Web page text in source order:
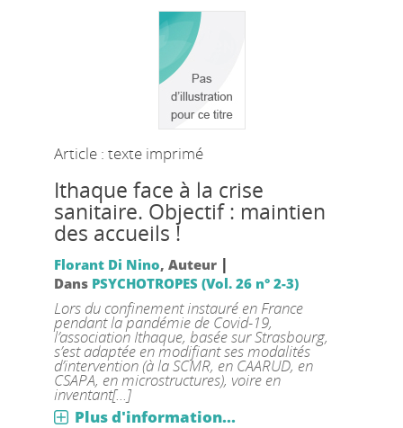
Article : texte imprimé
Ithaque face à la crise
sanitaire. Objectif : maintien
des accueils !
Florant Di Nino, Auteur |
Dans PSYCHOTROPES (Vol. 26 n° 2-3)
Lors du confinement instauré en France
pendant la pandémie de Covid-19,
l’association Ithaque, basée sur Strasbourg,
s’est adaptée en modifiant ses modalités
d’intervention (à la SCMR, en CAARUD, en
CSAPA, en microstructures), voire en
inventant[...]
Plus d'information...